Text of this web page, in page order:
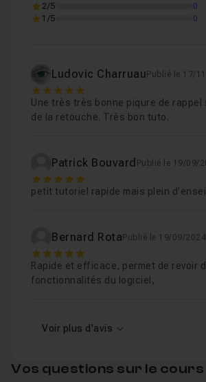
2/5
0
1/5
0
Ludovic Charruau Publié le 17/
5
Une très très bonne piqure de rappel
de la retouche. Très bon tuto.
Patrick Bouvard Publié le 19/09/
5
petit tutoriel rapide mais plein
Bernard Rota Publié le 19/09/2024
5
Rapide et efficace, permet de revoir
fonctionnalités du logiciel,
Voir plus d'avis
Vos questions sur le cours